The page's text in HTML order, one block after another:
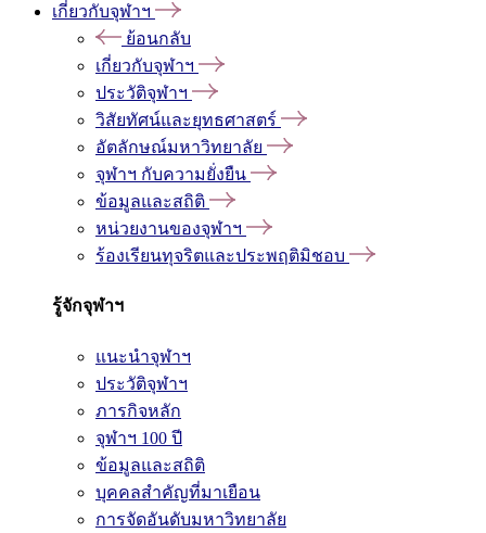
เกี่ยวกับจุฬาฯ
ย้อนกลับ
เกี่ยวกับจุฬาฯ
ประวัติจุฬาฯ
วิสัยทัศน์และยุทธศาสตร์
อัตลักษณ์มหาวิทยาลัย
จุฬาฯ กับความยั่งยืน
ข้อมูลและสถิติ
หน่วยงานของจุฬาฯ
ร้องเรียนทุจริตและประพฤติมิชอบ
รู้จักจุฬาฯ
แนะนำจุฬาฯ
ประวัติจุฬาฯ
ภารกิจหลัก
จุฬาฯ 100 ปี
ข้อมูลและสถิติ
บุคคลสำคัญที่มาเยือน
การจัดอันดับมหาวิทยาลัย